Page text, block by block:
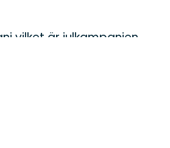
vilket är julkampanjen